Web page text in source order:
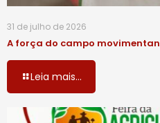
31 de julho de 2026
A força do campo
Leia mais...